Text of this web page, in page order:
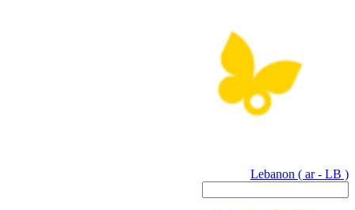
Lebanon ( ar - LB )